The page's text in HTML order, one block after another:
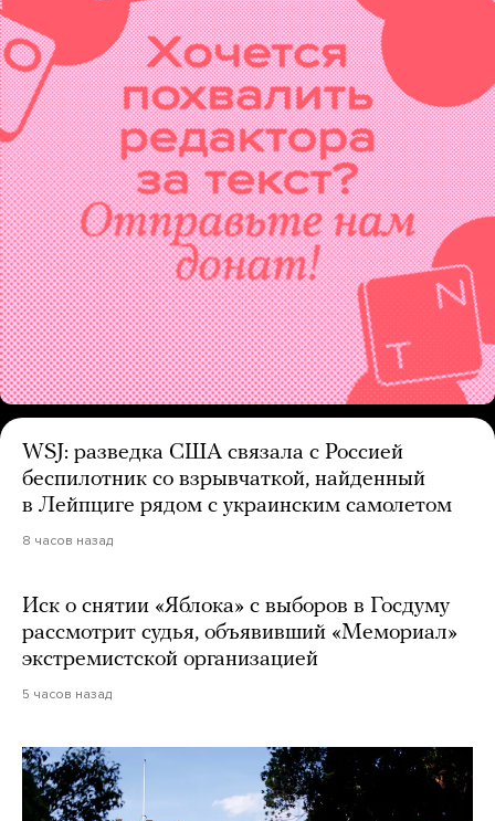
WSJ: разведка США связала с Россией
беспилотник со взрывчаткой, найденный
в Лейпциге рядом с украинским самолетом
8 часов назад
Иск о снятии «Яблока» с выборов в Госдуму
рассмотрит судья, объявивший «Мемориал»
экстремистской организацией
5 часов назад